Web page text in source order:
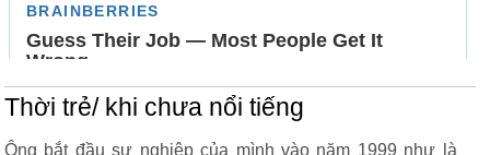
Thời trẻ/ khi chưa nổi tiếng
Ông bắt đầu sự nghiệp của mình vào năm 1999 như là